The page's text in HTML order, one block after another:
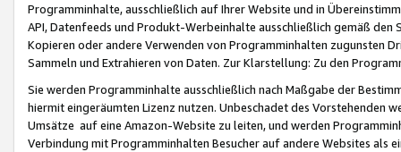
Programminhalte, ausschließlich auf Ihrer Website und in
API, Datenfeeds und Produkt-Werbeinhalte ausschließlich gemäß
Kopieren oder andere Verwenden von Programminhalten zugunsten
Sammeln und Extrahieren von Daten. Zur Klarstellung: Zu den
Sie werden Programminhalte ausschließlich nach Maßgabe der
hiermit eingeräumten Lizenz nutzen. Unbeschadet des Vorstehenden
Umsätze auf eine Amazon-Website zu leiten, und werden
Verbindung mit Programminhalten Besucher auf andere Websites als